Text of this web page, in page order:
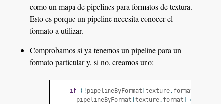
como un mapa de pipelines para formatos de textura.
Esto es porque un pipeline necesita conocer el
formato a utilizar.
Comprobamos si ya tenemos un pipeline para un
formato particular y, si no, creamos uno:
if (! pipelineByFormat texture. format
      pipelineByFormat
texture. format =